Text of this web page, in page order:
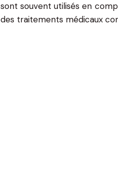
sont souvent utilisés en
des traitements médicaux